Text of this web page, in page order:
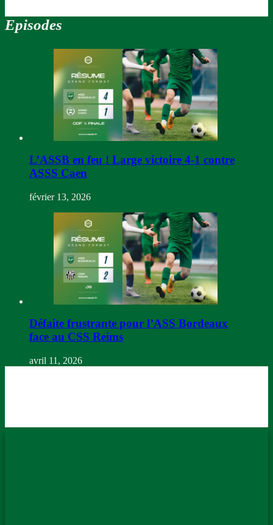
Episodes
L’ASSB en feu ! Large victoire 4-1 contre
ASSS Caen
février 13, 2026
Défaite frustrante pour l’ASS Bordeaux
face au CSS Reims
avril 11, 2026